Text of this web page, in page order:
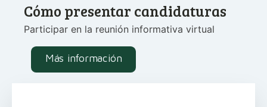
Cómo presentar candidaturas
Participar en la reunión informativa virtual
Más información